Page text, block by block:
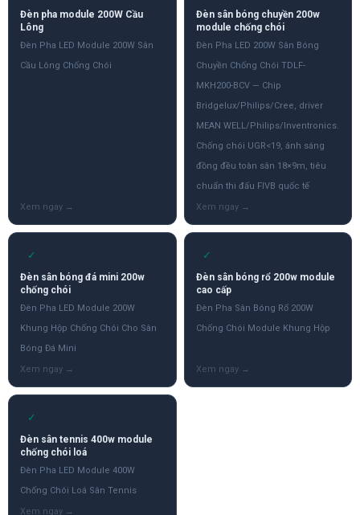
Đèn pha module 200W Cầu
Lông
Đèn Pha LED Module 200W Sân
Cầu Lông Chống Chói
Đèn sân bóng chuyền 200w
module chống chói
Đèn Pha LED 200W Sân Bóng
Chuyền Chống Chói TDLF-
MKH200-BCV — Chip
Bridgelux/Philips/Cree, driver
MEAN WELL/Philips/Inventronics.
Chống chói UGR<19, ánh sáng
đồng đều toàn sân 18×9m, tiêu
chuẩn thi đấu FIVB quốc tế
✓
Đèn sân bóng đá mini 200w
chống chói
Đèn Pha LED Module 200W
Khung Hộp Chống Chói Cho Sân
Bóng Đá Mini
✓
Đèn sân bóng rổ 200w module
cao cấp
Đèn Pha Sân Bóng Rổ 200W
Chống Chói Module Khung Hộp
✓
Đèn sân tennis 400w module
chống chói loá
Đèn Pha LED Module 400W
Chống Chói Loá Sân Tennis